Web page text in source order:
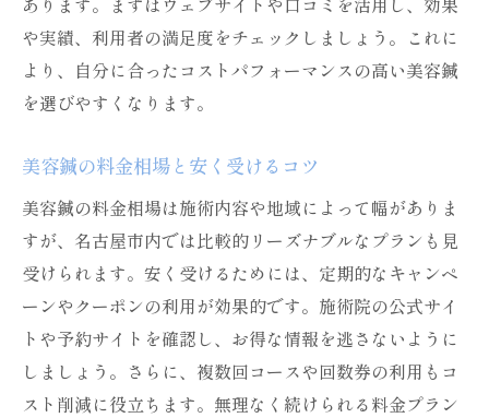
や実績、利用者の満足度をチェックしましょう。これに
より、自分に合ったコストパフォーマンスの高い美容鍼
を選びやすくなります。
美容鍼の料金相場と安く受けるコツ
美容鍼の料金相場は施術内容や地域によって幅がありま
すが、名古屋市内では比較的リーズナブルなプランも見
受けられます。安く受けるためには、定期的なキャンペ
ーンやクーポンの利用が効果的です。施術院の公式サイ
トや予約サイトを確認し、お得な情報を逃さないように
しましょう。さらに、複数回コースや回数券の利用もコ
スト削減に役立ちます。無理なく続けられる料金プラン